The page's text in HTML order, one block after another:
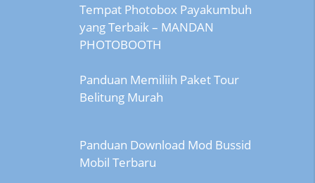
Tempat Photobox Payakumbuh
yang Terbaik – MANDAN
PHOTOBOOTH
Panduan Memiliih Paket Tour
Belitung Murah
Panduan Download Mod Bussid
Mobil Terbaru